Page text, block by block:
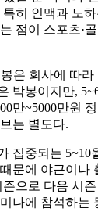
히 인맥과 노
점이 스포츠·
은 회사에 따
박봉이지만,
만~5000만원
는 별도다.
집중되는 5~10
문에 야근이나
으로 다음 시
나에 참석하는